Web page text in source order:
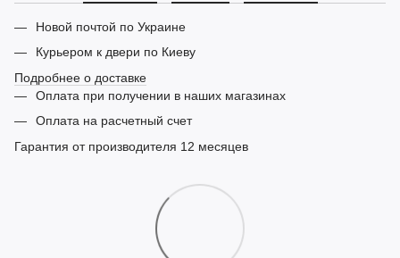
Новой почтой по Украине
Курьером к двери по Киеву
Подробнее о доставке
Оплата при получении в наших магазинах
Оплата на расчетный счет
Гарантия от производителя 12 месяцев